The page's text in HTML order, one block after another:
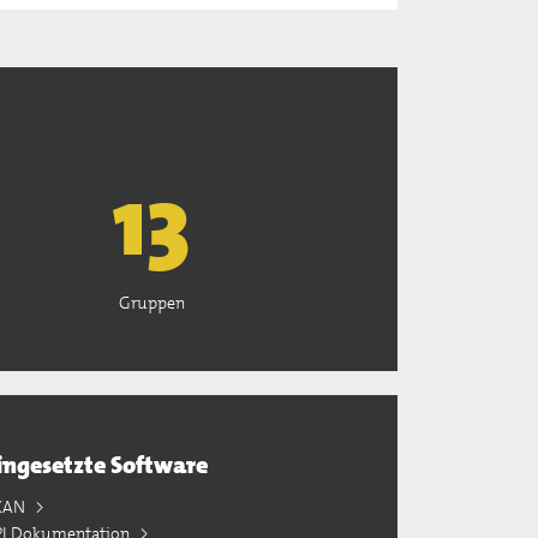
13
Gruppen
Software
Dokumentation